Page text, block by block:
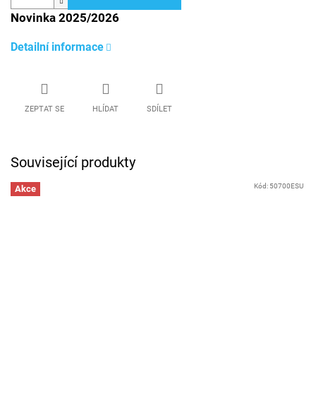
Novinka 2025/2026
Detailní informace
ZEPTAT SE HLÍDAT SDÍLET
Související produkty
Akce Kód: 50700ESU